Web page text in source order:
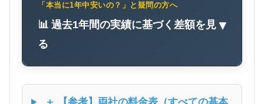
「本当に1年中安いの？」と疑問の方へ
📊 過去1年間の実績に基づく差額を見
る
▼